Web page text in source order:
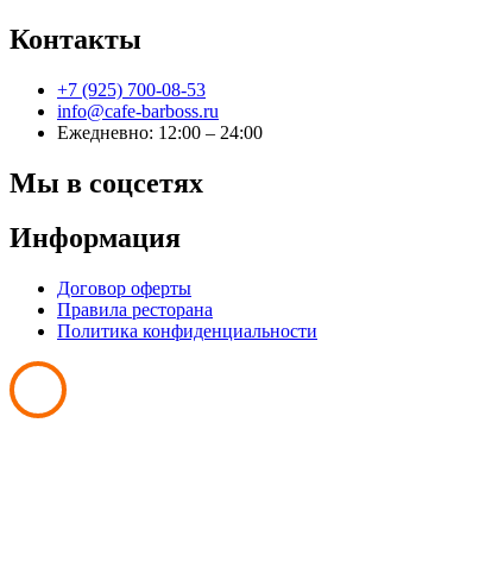
Контакты
+7 (925) 700-08-53
info@cafe-barboss.ru
Ежедневно: 12:00 – 24:00
Мы в соцсетях
Информация
Договор оферты
Правила ресторана
Политика конфиденциальности